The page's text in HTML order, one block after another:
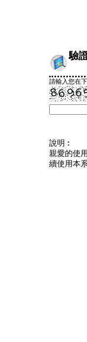
驗
請輸入您在
說明︰
親愛的使
續使用本